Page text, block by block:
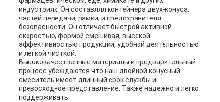
индустриях. Он составлял контейнера двух-конуса,
частей передачи, рамки, и предохранителя
безопасности. Он отличает быстрой активной
скоростью, формой смешивая, высокой
эффективностью продукции, удобной деятельностью
и легкой чисткой.
Высококачественные материалы и предварительный
процесс убеждаются что наш двойной конусный
смеситель имеет длинный срок службы и
превосходное представление. Также надежно и легко
поддерживать.